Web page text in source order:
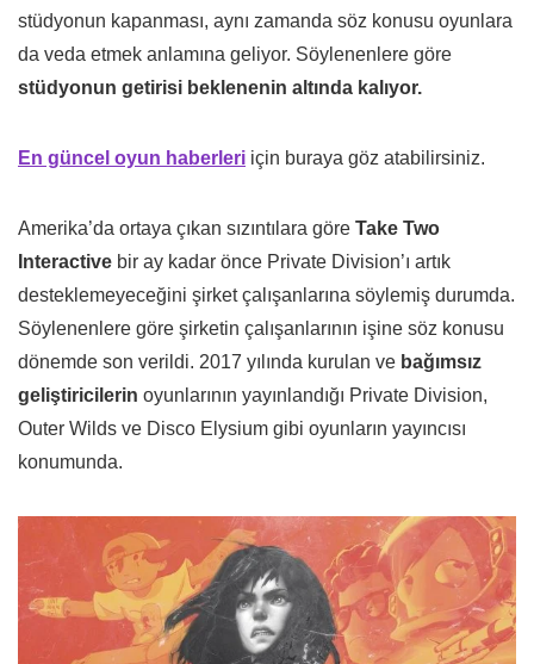
stüdyonun kapanması, aynı zamanda söz konusu oyunlara
da veda etmek anlamına geliyor. Söylenenlere göre
stüdyonun getirisi beklenenin altında kalıyor.
En güncel oyun haberleri için buraya göz atabilirsiniz.
Amerika’da ortaya çıkan sızıntılara göre Take Two
Interactive bir ay kadar önce Private Division’ı artık
desteklemeyeceğini şirket çalışanlarına söylemiş durumda.
Söylenenlere göre şirketin çalışanlarının işine söz konusu
dönemde son verildi. 2017 yılında kurulan ve bağımsız
geliştiricilerin oyunlarının yayınlandığı Private Division,
Outer Wilds ve Disco Elysium gibi oyunların yayıncısı
konumunda.